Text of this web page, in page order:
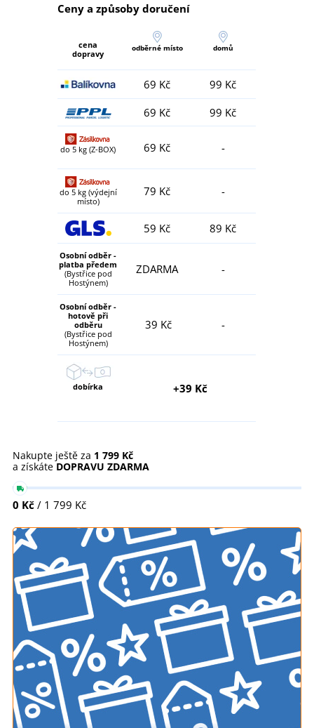
Ceny a způsoby doručení
cena
dopravy
odběrné místo domů
69 Kč
99 Kč
69 Kč
99 Kč
do 5 kg (Z-BOX) 69 Kč -
do 5 kg (výdejní
místo)
79 Kč -
59 Kč 89 Kč
Osobní odběr -
platba předem
(Bystřice pod
Hostýnem)
ZDARMA -
Osobní odběr -
hotově při
odběru
(Bystřice pod
Hostýnem)
39 Kč -
dobírka +39 Kč
Nakupte ještě za 1 799 Kč
a získáte DOPRAVU ZDARMA
0 Kč / 1 799 Kč